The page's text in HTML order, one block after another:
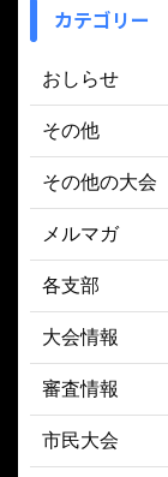
カテゴリー
おしらせ
その他
その他の大会
メルマガ
各支部
大会情報
審査情報
市民大会